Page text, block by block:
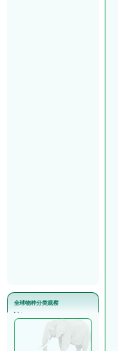
全球物种分类观察